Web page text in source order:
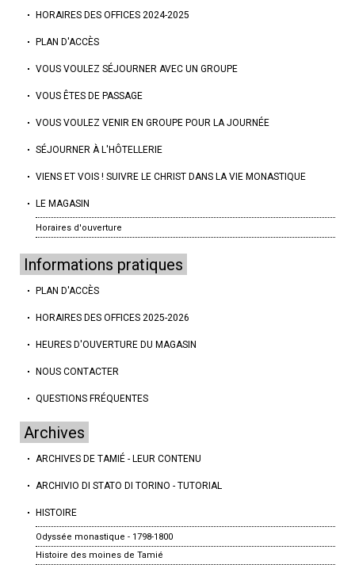
HORAIRES DES OFFICES 2024-2025
PLAN D'ACCÈS
VOUS VOULEZ SÉJOURNER AVEC UN GROUPE
VOUS ÊTES DE PASSAGE
VOUS VOULEZ VENIR EN GROUPE POUR LA JOURNÉE
SÉJOURNER À L'HÔTELLERIE
VIENS ET VOIS ! SUIVRE LE CHRIST DANS LA VIE MONASTIQUE
LE MAGASIN
Horaires d'ouverture
Informations pratiques
PLAN D'ACCÈS
HORAIRES DES OFFICES 2025-2026
HEURES D'OUVERTURE DU MAGASIN
NOUS CONTACTER
QUESTIONS FRÉQUENTES
Archives
ARCHIVES DE TAMIÉ - LEUR CONTENU
ARCHIVIO DI STATO DI TORINO - TUTORIAL
HISTOIRE
Odyssée monastique - 1798-1800
Histoire des moines de Tamié